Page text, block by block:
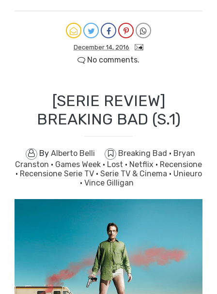
December 14, 2016
No comments.
[SERIE REVIEW]
BREAKING BAD (S.1)
By Alberto Belli Breaking Bad · Bryan
Cranston · Games Week · Lost · Netflix · Recensione
· Recensione Serie TV · Serie TV & Cinema · Unieuro
· Vince Gilligan